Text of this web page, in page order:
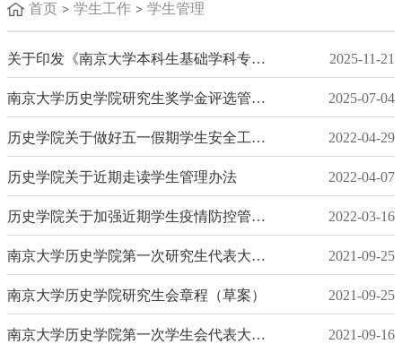
首页 学生工作 学生管理
关于印发《南京大学本科生基础学科专项奖学金评审办法》的通知 2025-11-21
南京大学历史学院研究生奖学金评选管理办法 2025-07-04
历史学院关于做好五一假期学生安全工作的通知 2022-04-29
历史学院关于近期走读学生管理办法 2022-04-07
历史学院关于加强近期学生疫情防控管理工作方案 2022-03-16
南京大学历史学院第一次研究生代表大会选举办法 2021-09-25
南京大学历史学院研究生会章程（草案） 2021-09-25
南京大学历史学院第一次学生会代表大会选举办法 2021-09-16